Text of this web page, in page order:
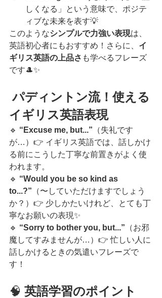
しくなる」という意味で、ポジテ
ィブな未来を表す💡
このようなシンプルで力強い表現は、
英語初心者にもおすすめ！さらに、 イ
ギリス英語の上品さ も学べるフレーズ
です🎩✨
パディントン流！使える
イギリス英語表現
🔹 “Excuse me, but...” （失礼です
が…）👉 イギリス英語では、話しかけ
る前にこうした丁寧な前置きがよく使
われます。
🔹 “Would you be so kind as
to...?” （〜していただけますでしょう
か？）👉 少しかたいけれど、とても丁
寧なお願いの表現✨
🔹 “Sorry to bother you, but...” （お邪
魔してすみませんが…）👉 忙しい人に
話しかけるときの気遣いフレーズで
す！
🧠 英語学習のポイント